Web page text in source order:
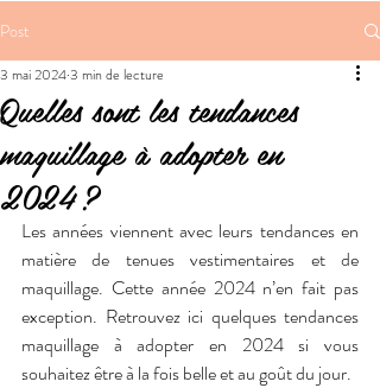
Post
Quelles sont les tendances
maquillage à adopter en
2024 ?
3 mai 20243 min de lecture
Les années viennent avec leurs tendances en
matière de tenues vestimentaires et de
maquillage. Cette année 2024 n’en fait pas
exception. Retrouvez ici quelques tendances
maquillage à adopter en 2024 si vous
souhaitez être à la fois belle et au goût du jour.